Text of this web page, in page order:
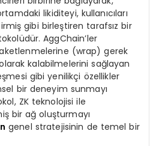
likiditeyi, kullanıcıları
gibi birleştiren tarafsız bir
AggChain’ler
(wrap) gerek
kalabilmelerini sağlayan
gibi yenilikçi özellikler
bir deneyim sunmayı
ZK teknolojisi ile
bir ağ oluşturmayı
genel stratejisinin de temel bir